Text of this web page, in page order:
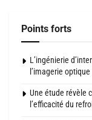
Points forts
L’ingénierie
l’imagerie
Une étude révèle
l’efficacité du